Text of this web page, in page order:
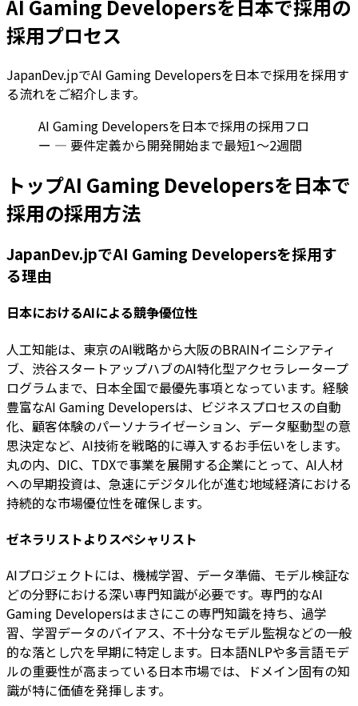
AI Gaming Developersを日本で採用の
採用プロセス
JapanDev.jpでAI Gaming Developersを日本で採用を採用す
る流れをご紹介します。
AI Gaming Developersを日本で採用の採用フロ
ー — 要件定義から開発開始まで最短1〜2週間
トップAI Gaming Developersを日本で
採用の採用方法
JapanDev.jpでAI Gaming Developersを採用す
る理由
日本におけるAIによる競争優位性
人工知能は、東京のAI戦略から大阪のBRAINイニシアティ
ブ、渋谷スタートアップハブのAI特化型アクセラレータープ
ログラムまで、日本全国で最優先事項となっています。経験
豊富なAI Gaming Developersは、ビジネスプロセスの自動
化、顧客体験のパーソナライゼーション、データ駆動型の意
思決定など、AI技術を戦略的に導入するお手伝いをします。
丸の内、DIC、TDXで事業を展開する企業にとって、AI人材
への早期投資は、急速にデジタル化が進む地域経済における
持続的な市場優位性を確保します。
ゼネラリストよりスペシャリスト
AIプロジェクトには、機械学習、データ準備、モデル検証な
どの分野における深い専門知識が必要です。専門的なAI
Gaming Developersはまさにこの専門知識を持ち、過学
習、学習データのバイアス、不十分なモデル監視などの一般
的な落とし穴を早期に特定します。日本語NLPや多言語モデ
ルの重要性が高まっている日本市場では、ドメイン固有の知
識が特に価値を発揮します。